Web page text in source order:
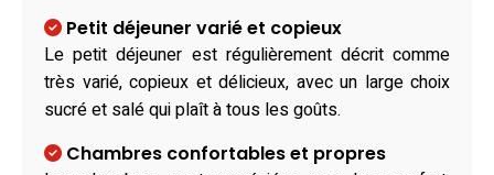
Petit déjeuner varié et copieux
Le petit déjeuner est régulièrement décrit comme
très varié, copieux et délicieux, avec un large choix
sucré et salé qui plaît à tous les goûts.
Chambres confortables et propres